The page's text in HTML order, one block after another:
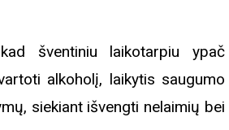
šventiniu laikotarpiu ypač
alkoholį, laikytis saugumo
siekiant išvengti nelaimių bei